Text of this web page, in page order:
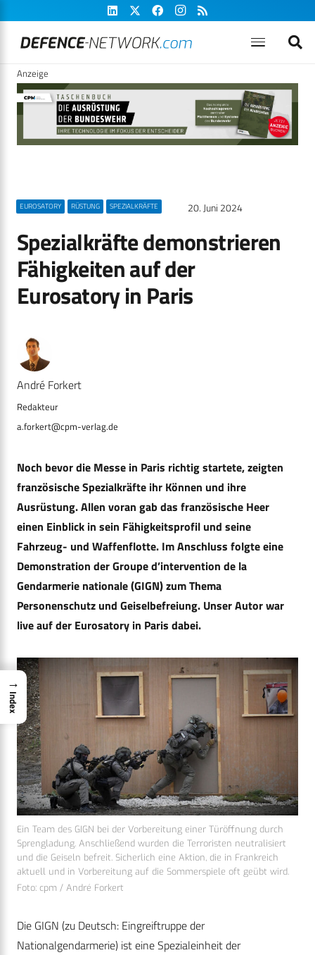
Anzeige
EUROSATORY RÜSTUNG SPEZIALKRÄFTE 20. Juni 2024
Spezialkräfte demonstrieren
Fähigkeiten auf der
Eurosatory in Paris
André Forkert
a.forkert@cpm-verlag.de
Noch bevor die Messe in Paris richtig startete, zeigten
französische Spezialkräfte ihr Können und ihre
Ausrüstung. Allen voran gab das französische Heer
einen Einblick in sein Fähigkeitsprofil und seine
Fahrzeug- und Waffenflotte. Im Anschluss folgte eine
Demonstration der Groupe d’intervention de la
Gendarmerie nationale (GIGN) zum Thema
Personenschutz und Geiselbefreiung. Unser Autor war
live auf der Eurosatory in Paris dabei.
Ein Team des GIGN bei der Vorbereitung einer Türöffnung durch
Sprengladung. Anschließend wurden die Terroristen neutralisiert
und die Geiseln befreit. Sicherlich eine Aktion, die in Frankreich
aktuell und in Vorbereitung auf die Sommerspiele oft geübt wird.
Foto: cpm / André Forkert
Die GIGN (zu Deutsch: Eingreiftruppe der
Nationalgendarmerie) ist eine Spezialeinheit der
→
Index